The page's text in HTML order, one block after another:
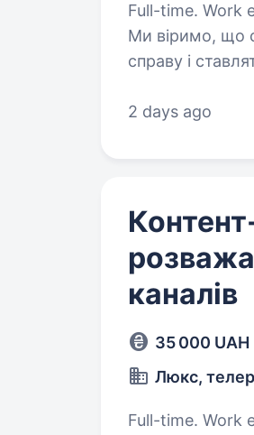
Full-time. Work experience
Ми віримо, що
справу і
2 days ago
каналів
35 000 UAH
Люкс,
Full-time. Work experience